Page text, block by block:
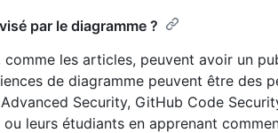
par le diagramme ?
comme les articles, peuvent avoir un
de diagramme peuvent être des
Advanced Security, GitHub Code
leurs étudiants en apprenant